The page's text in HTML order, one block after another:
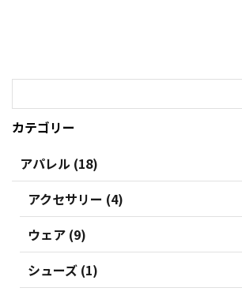
カテゴリー
アパレル (18)
アクセサリー (4)
ウェア (9)
シューズ (1)